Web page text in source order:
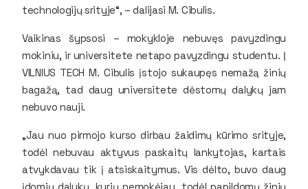
technologijų srityje“, – dalijasi M. Cibulis.
Vaikinas šypsosi – mokykloje nebuvęs pavyzdingu
mokiniu, ir universitete netapo pavyzdingu studentu. Į
VILNIUS TECH M. Cibulis įstojo sukaupęs nemažą žinių
bagažą, tad daug universitete dėstomų dalykų jam
nebuvo nauji.
„Jau nuo pirmojo kurso dirbau žaidimų kūrimo srityje,
todėl nebuvau aktyvus paskaitų lankytojas, kartais
atvykdavau tik į atsiskaitymus. Vis dėlto, buvo daug